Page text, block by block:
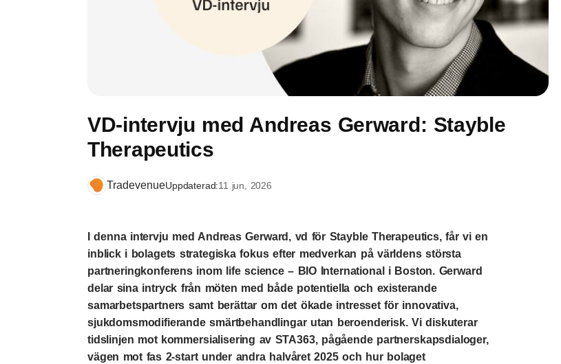
VD-intervju med Andreas Gerward: Stayble
Therapeutics
TradevenueUppdaterad:11 jun, 2026
I denna intervju med Andreas Gerward, vd för Stayble Therapeutics, får vi en
inblick i bolagets strategiska fokus efter medverkan på världens största
partneringkonferens inom life science – BIO International i Boston. Gerward
delar sina intryck från möten med både potentiella och existerande
samarbetspartners samt berättar om det ökade intresset för innovativa,
sjukdomsmodifierande smärtbehandlingar utan beroenderisk. Vi diskuterar
tidslinjen mot kommersialisering av STA363, pågående partnerskapsdialoger,
vägen mot fas 2-start under andra halvåret 2025 och hur bolaget